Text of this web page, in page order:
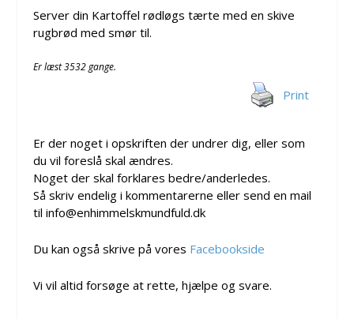
Server din Kartoffel rødløgs tærte med en skive
rugbrød med smør til.
Er læst 3532 gange.
Print
Er der noget i opskriften der undrer dig, eller som
du vil foreslå skal ændres.
Noget der skal forklares bedre/anderledes.
Så skriv endelig i kommentarerne eller send en mail
til info@enhimmelskmundfuld.dk
Du kan også skrive på vores Facebookside
Vi vil altid forsøge at rette, hjælpe og svare.